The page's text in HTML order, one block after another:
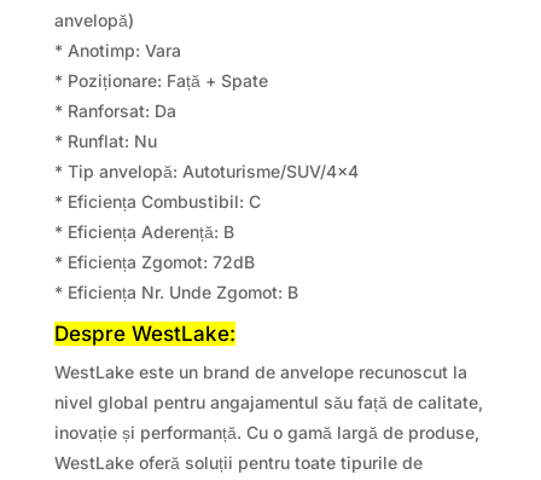
anvelopă)
* Anotimp: Vara
* Poziționare: Față + Spate
* Ranforsat: Da
* Runflat: Nu
* Tip anvelopă: Autoturisme/SUV/4×4
* Eficiența Combustibil: C
* Eficiența Aderență: B
* Eficiența Zgomot: 72dB
* Eficiența Nr. Unde Zgomot: B
Despre WestLake:
WestLake este un brand de anvelope recunoscut la
nivel global pentru angajamentul său față de calitate,
inovație și performanță. Cu o gamă largă de produse,
WestLake oferă soluții pentru toate tipurile de